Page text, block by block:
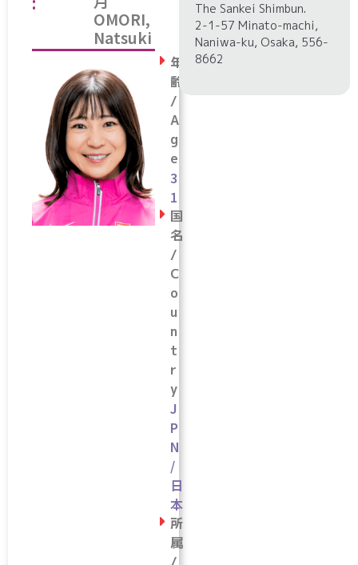
OMORI,
Natsuki
年
齢
/
A
g
e
3
1
国
名
/
C
o
u
n
t
r
y
J
P
N
/
日
本
所
属
The Sankei Shimbun.
2-1-57 Minato-machi,
Naniwa-ku, Osaka, 556-
8662